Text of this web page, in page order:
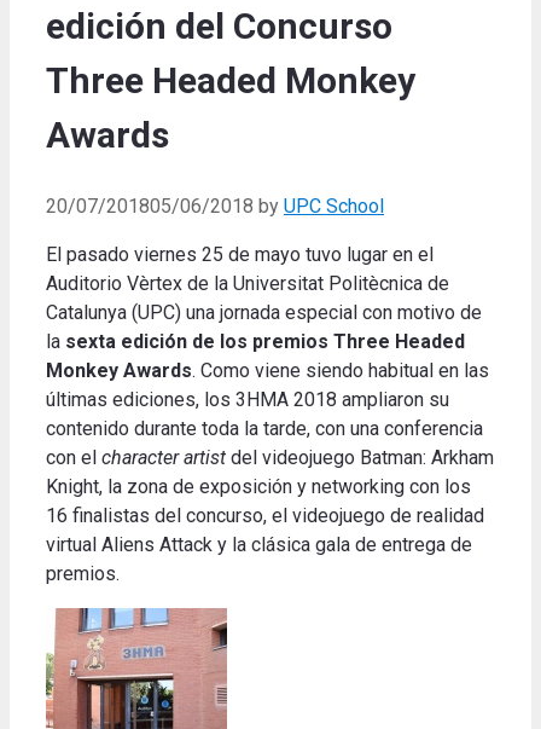
edición del Concurso
Three Headed Monkey
Awards
20/07/201805/06/2018 by UPC School
El pasado viernes 25 de mayo tuvo lugar en el
Auditorio Vèrtex de la Universitat Politècnica de
Catalunya (UPC) una jornada especial con motivo de
la sexta edición de los premios Three Headed
Monkey Awards. Como viene siendo habitual en las
últimas ediciones, los 3HMA 2018 ampliaron su
contenido durante toda la tarde, con una conferencia
con el character artist del videojuego Batman: Arkham
Knight, la zona de exposición y networking con los
16 finalistas del concurso, el videojuego de realidad
virtual Aliens Attack y la clásica gala de entrega de
premios.